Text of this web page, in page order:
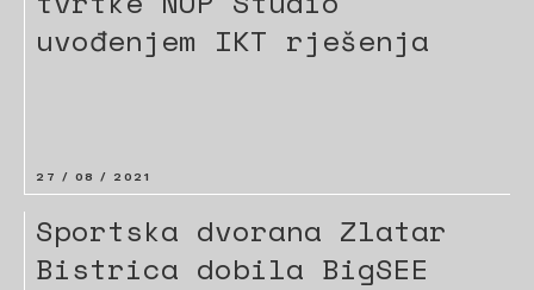
uvođenjem IKT rješenja
27 / 08 / 2021
Sportska dvorana Zlatar
Bistrica dobila BigSEE